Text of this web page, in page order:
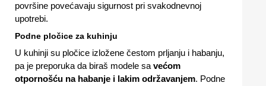
površine povećavaju sigurnost pri svakodnevnoj
upotrebi.
Podne pločice za kuhinju
U kuhinji su pločice izložene čestom prljanju i habanju,
pa je preporuka da biraš modele sa većom
otpornošću na habanje i lakim održavanjem. Podne